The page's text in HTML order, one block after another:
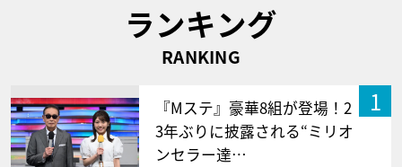
ランキング
RANKING
1
『Mステ』豪華8組が登場！2
3年ぶりに披露される“ミリオ
ンセラー達…